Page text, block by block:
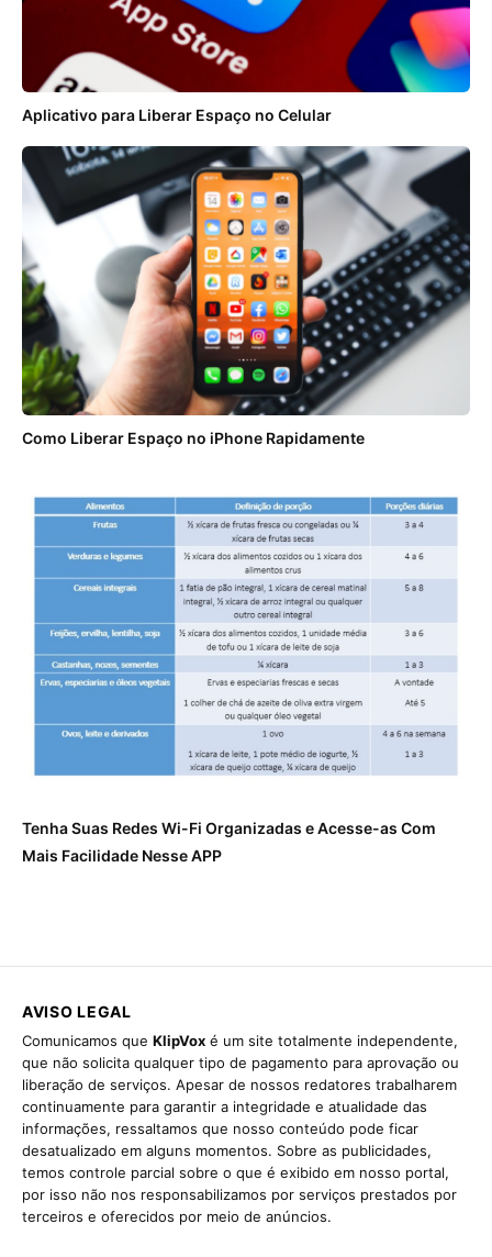
Aplicativo para Liberar Espaço no Celular
Como Liberar Espaço no iPhone Rapidamente
Tenha Suas Redes Wi-Fi Organizadas e Acesse-as Com
Mais Facilidade Nesse APP
AVISO LEGAL
Comunicamos que KlipVox é um site totalmente independente,
que não solicita qualquer tipo de pagamento para aprovação ou
liberação de serviços. Apesar de nossos redatores trabalharem
continuamente para garantir a integridade e atualidade das
informações, ressaltamos que nosso conteúdo pode ficar
desatualizado em alguns momentos. Sobre as publicidades,
temos controle parcial sobre o que é exibido em nosso portal,
por isso não nos responsabilizamos por serviços prestados por
terceiros e oferecidos por meio de anúncios.